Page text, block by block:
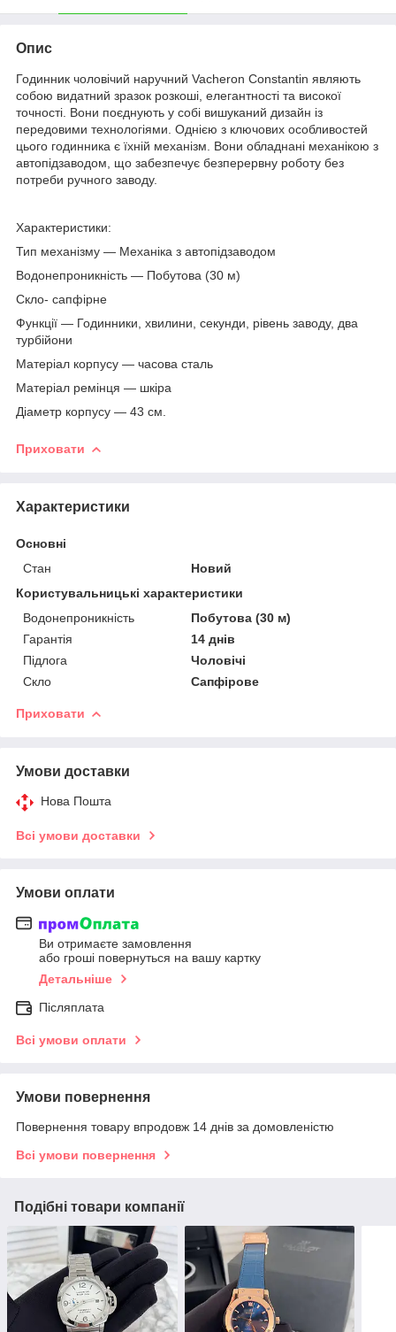
Опис
Годинник чоловічий наручний Vacheron Constantin являють
собою видатний зразок розкоші, елегантності та високої
точності. Вони поєднують у собі вишуканий дизайн із
передовими технологіями. Однією з ключових особливостей
цього годинника є їхній механізм. Вони обладнані механікою з
автопідзаводом, що забезпечує безперервну роботу без
потреби ручного заводу.
Характеристики:
Тип механізму — Механіка з автопідзаводом
Водонепроникність — Побутова (30 м)
Скло- сапфірне
Функції — Годинники, хвилини, секунди, рівень заводу, два
турбійони
Матеріал корпусу — часова сталь
Матеріал ремінця — шкіра
Діаметр корпусу — 43 см.
Приховати
Характеристики
Основні
Стан
Новий
Користувальницькі характеристики
Водонепроникність
Побутова (30 м)
Гарантія
14 днів
Підлога
Чоловічі
Скло
Сапфірове
Приховати
Умови доставки
Нова Пошта
Всі умови доставки
Умови оплати
Ви отримаєте замовлення
або гроші повернуться на вашу картку
Детальніше
Післяплата
Всі умови оплати
Умови повернення
Повернення товару впродовж 14 днів за домовленістю
Всі умови повернення
Подібні товари компанії